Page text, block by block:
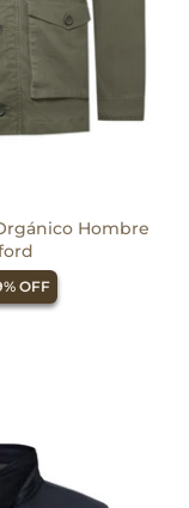
Hombre
OFF